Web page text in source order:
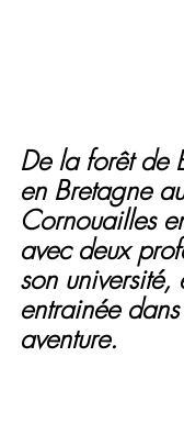
De la forêt de
en Bretagne
Cornouailles
avec deux
son université,
entrainée
aventure.